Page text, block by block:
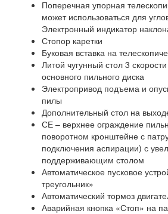
Поперечная упорная
может использоваться для
Электронный индикатор
Стопор каретки
Буковая вставка на
Литой чугунный стол 3
основного пильного диска
Электропривод подъема и
пилы
Дополнительный стол на
СЕ – верхнее ограждение
поворотном кронштейне с
подключения аспирации) с
поддерживающим столом
Автоматическое пусковое
треугольник»
Автоматический тормоз
Аварийная кнопка «Стоп» на